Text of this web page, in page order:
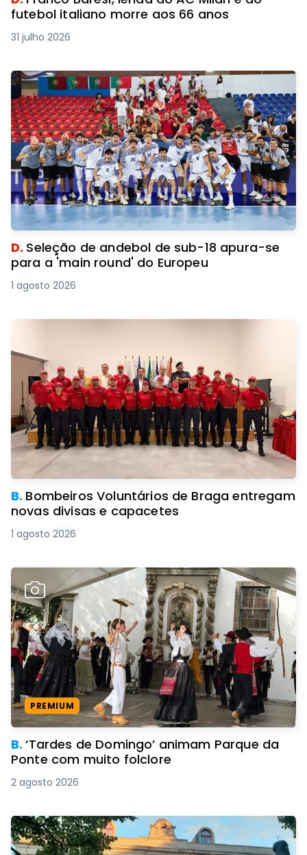
futebol italiano morre aos 66 anos
31 julho 2026
D. Seleção de andebol de sub-18 apura-se
para a 'main round' do Europeu
1 agosto 2026
B. Bombeiros Voluntários de Braga entregam
novas divisas e capacetes
1 agosto 2026
PREMIUM
B.‘Tardes de Domingo’ animam Parque da
Ponte com muito folclore
2 agosto 2026